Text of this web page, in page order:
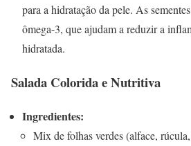
para a hidratação da pele. As
ômega-3, que ajudam a reduzir a
hidratada.
Salada Colorida e Nutritiva
Ingredientes:
Mix de folhas verdes (alface,